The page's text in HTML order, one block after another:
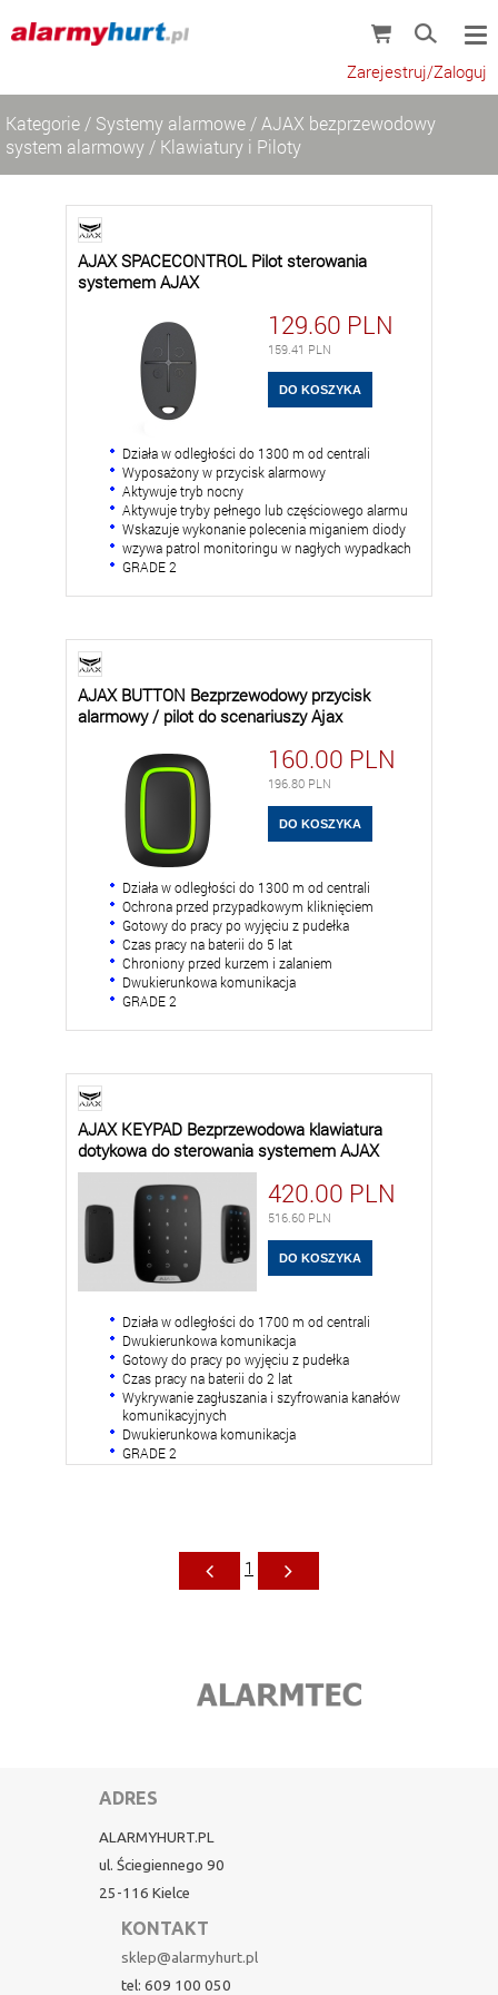
Zarejestruj/Zaloguj
Kategorie / Systemy alarmowe / AJAX bezprzewodowy
system alarmowy / Klawiatury i Piloty
AJAX SPACECONTROL Pilot sterowania
systemem AJAX
129.60 PLN
159.41 PLN
Działa w odległości do 1300 m od centrali
Wyposażony w przycisk alarmowy
Aktywuje tryb nocny
Aktywuje tryby pełnego lub częściowego alarmu
Wskazuje wykonanie polecenia miganiem diody
wzywa patrol monitoringu w nagłych wypadkach
GRADE 2
AJAX BUTTON Bezprzewodowy przycisk
alarmowy / pilot do scenariuszy Ajax
160.00 PLN
196.80 PLN
Działa w odległości do 1300 m od centrali
Ochrona przed przypadkowym kliknięciem
Gotowy do pracy po wyjęciu z pudełka
Czas pracy na baterii do 5 lat
Chroniony przed kurzem i zalaniem
Dwukierunkowa komunikacja
GRADE 2
AJAX KEYPAD Bezprzewodowa klawiatura
dotykowa do sterowania systemem AJAX
420.00 PLN
516.60 PLN
Działa w odległości do 1700 m od centrali
Dwukierunkowa komunikacja
Gotowy do pracy po wyjęciu z pudełka
Czas pracy na baterii do 2 lat
Wykrywanie zagłuszania i szyfrowania kanałów
komunikacyjnych
Dwukierunkowa komunikacja
GRADE 2
1
ADRES
ALARMYHURT.PL
ul. Ściegiennego 90
25-116 Kielce
KONTAKT
sklep@alarmyhurt.pl
tel: 609 100 050